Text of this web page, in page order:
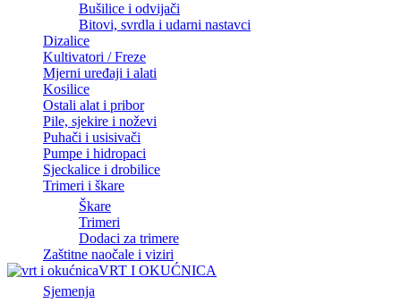
Bušilice i odvijači
Bitovi, svrdla i udarni nastavci
Dizalice
Kultivatori / Freze
Mjerni uređaji i alati
Kosilice
Ostali alat i pribor
Pile, sjekire i noževi
Puhači i usisivači
Pumpe i hidropaci
Sjeckalice i drobilice
Trimeri i škare
Škare
Trimeri
Dodaci za trimere
Zaštitne naočale i viziri
VRT I OKUĆNICA
Sjemenja